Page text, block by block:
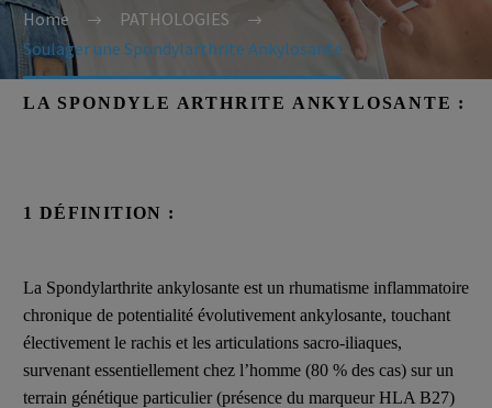
Home
PATHOLOGIES
Soulager une Spondylarthrite Ankylosante
LA SPONDYLE ARTHRITE ANKYLOSANTE :
1 DÉFINITION :
La Spondylarthrite ankylosante est un rhumatisme inflammatoire
chronique de potentialité évolutivement ankylosante, touchant
électivement le rachis et les articulations sacro-iliaques,
survenant essentiellement chez l’homme (80 % des cas) sur un
terrain génétique particulier (présence du marqueur HLA B27)